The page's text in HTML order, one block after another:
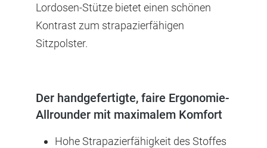
Lordosen-Stütze bietet einen schönen
Kontrast zum strapazierfähigen
Sitzpolster.
Der handgefertigte, faire Ergonomie-
Allrounder mit maximalem Komfort
Hohe Strapazierfähigkeit des Stoffes